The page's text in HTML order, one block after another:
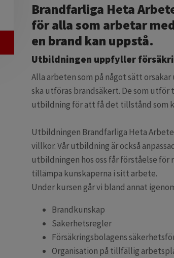
Brandfarliga Heta
för alla som arbetar
en brand kan uppstå.
Utbildningen uppfyller
Alla arbeten som på något sätt
ska utföras brandsäkert. De som
utbildning för att få det tillstånd som
Utbildningen Brandfarliga Heta
villkor. Vår utbildning är också
utbildningen hos oss får förståelse
tillämpa kunskaperna i sitt arbete.
Under kursen går vi bland annat
Brandkunskap
Säkerhetsregler
Försäkringsbolagens
Organisation på tillfällig